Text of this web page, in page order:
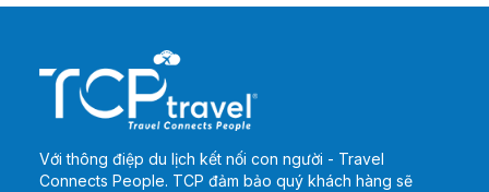
Với thông điệp du lịch kết nối con người - Travel
Connects People. TCP đảm bảo quý khách hàng sẽ